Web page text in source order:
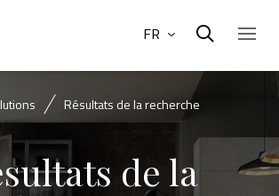
FR
Résultats de la recherche
de la